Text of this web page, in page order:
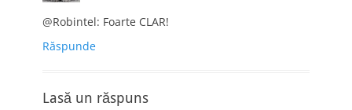
@Robintel: Foarte CLAR!
Răspunde
Lasă un răspuns